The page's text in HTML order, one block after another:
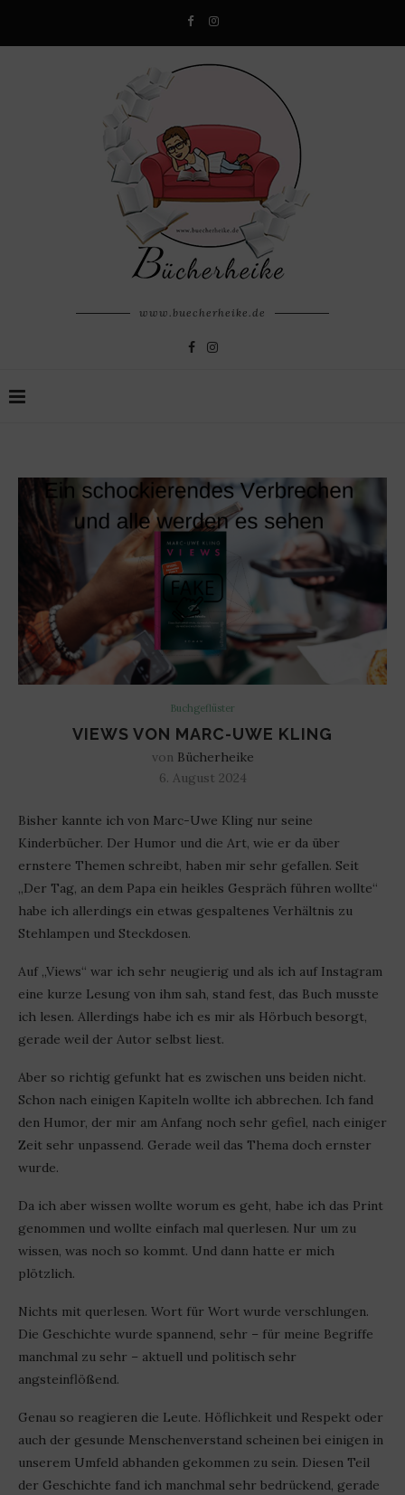
www.buecherheike.de
Buchgeflüster
VIEWS VON MARC-UWE KLING
von Bücherheike
6. August 2024
Bisher kannte ich von Marc-Uwe Kling nur seine
Kinderbücher. Der Humor und die Art, wie er da über
ernstere Themen schreibt, haben mir sehr gefallen. Seit
„Der Tag, an dem Papa ein heikles Gespräch führen wollte“
habe ich allerdings ein etwas gespaltenes Verhältnis zu
Stehlampen und Steckdosen.
Auf „Views“ war ich sehr neugierig und als ich auf Instagram
eine kurze Lesung von ihm sah, stand fest, das Buch musste
ich lesen. Allerdings habe ich es mir als Hörbuch besorgt,
gerade weil der Autor selbst liest.
Aber so richtig gefunkt hat es zwischen uns beiden nicht.
Schon nach einigen Kapiteln wollte ich abbrechen. Ich fand
den Humor, der mir am Anfang noch sehr gefiel, nach einiger
Zeit sehr unpassend. Gerade weil das Thema doch ernster
wurde.
Da ich aber wissen wollte worum es geht, habe ich das Print
genommen und wollte einfach mal querlesen. Nur um zu
wissen, was noch so kommt. Und dann hatte er mich
plötzlich.
Nichts mit querlesen. Wort für Wort wurde verschlungen.
Die Geschichte wurde spannend, sehr – für meine Begriffe
manchmal zu sehr – aktuell und politisch sehr
angsteinflößend.
Genau so reagieren die Leute. Höflichkeit und Respekt oder
auch der gesunde Menschenverstand scheinen bei einigen in
unserem Umfeld abhanden gekommen zu sein. Diesen Teil
der Geschichte fand ich manchmal sehr bedrückend, gerade